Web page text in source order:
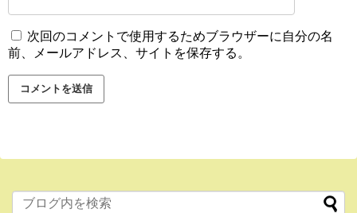
次回のコメントで使用するためブラウザーに自分の名
前、メールアドレス、サイトを保存する。